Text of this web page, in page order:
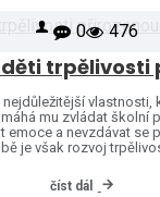
0 476
vlastnosti,
mu zvládat školní
emoce a nevzdávat se
je však rozvoj
číst dál